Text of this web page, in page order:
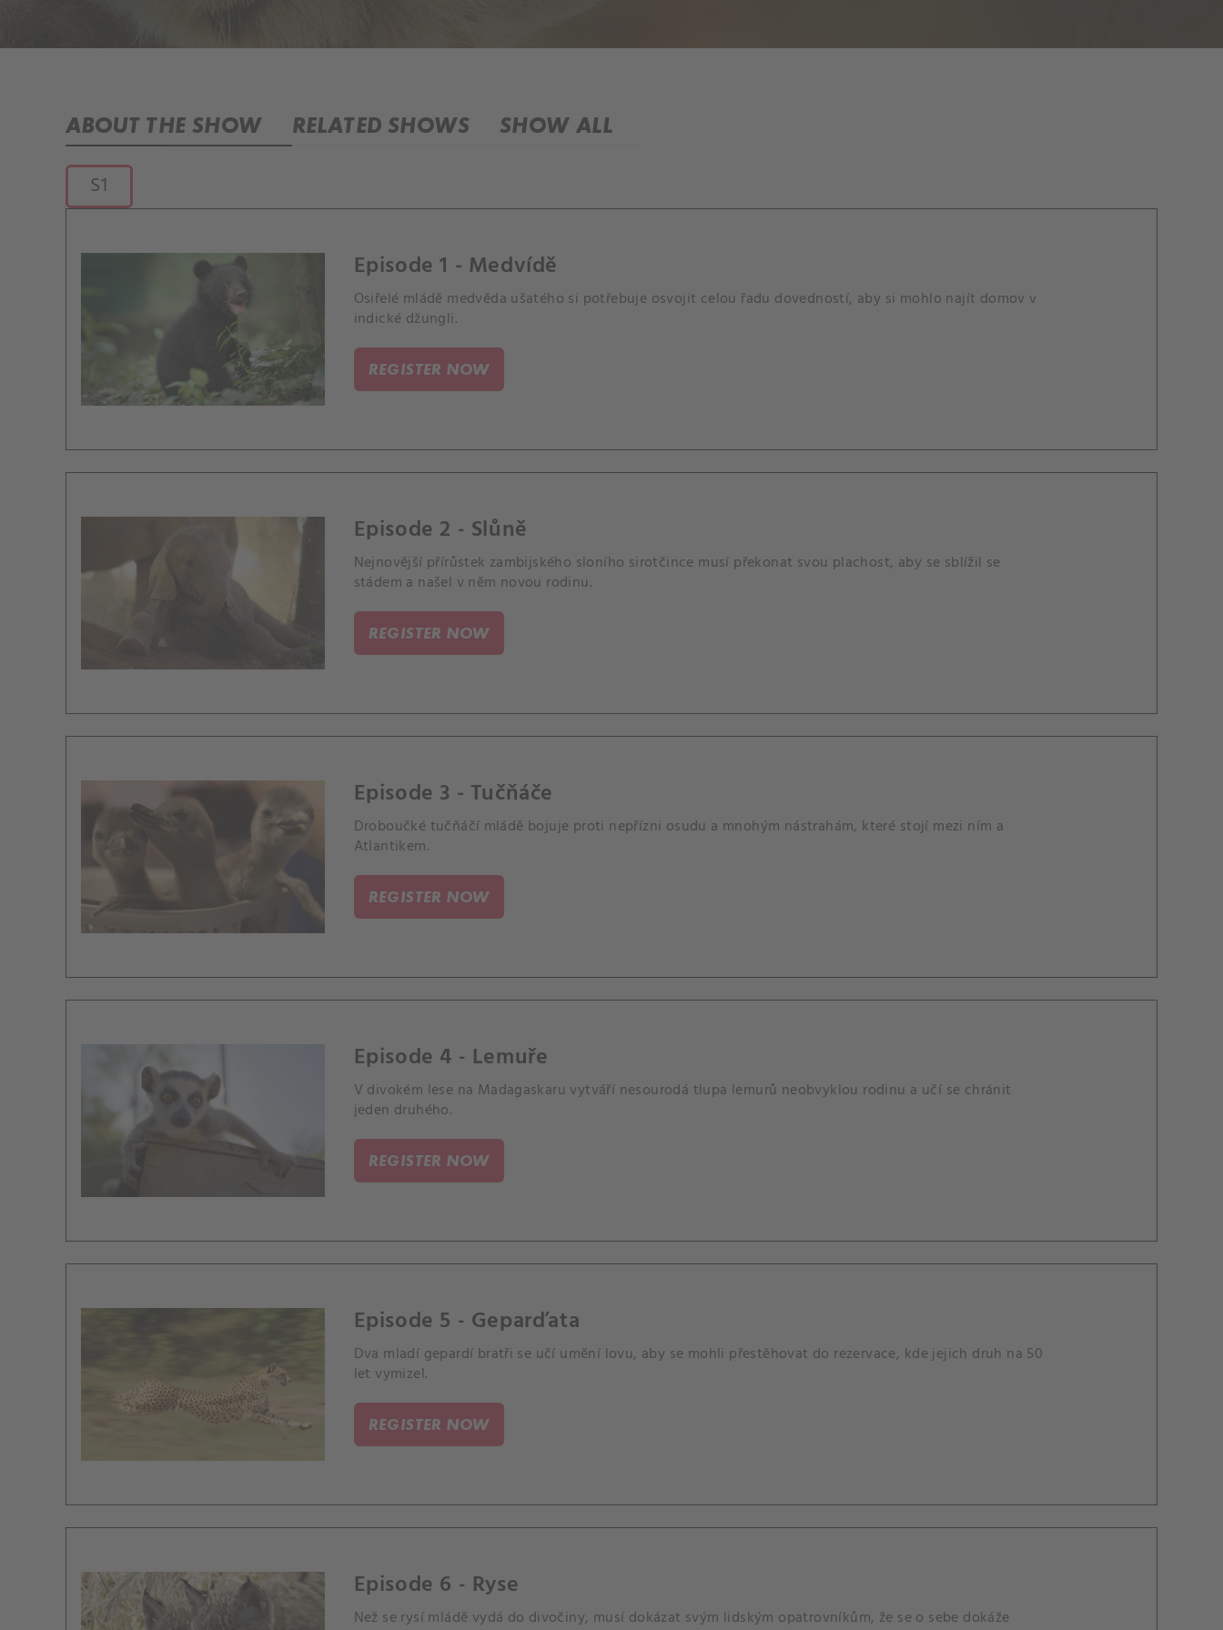
ABOUT THE SHOW RELATED SHOWS SHOW ALL
S1
Episode 1 - Medvídě
Osiřelé mládě medvěda ušatého si potřebuje osvojit celou řadu dovedností, aby si mohlo najít domov v
indické džungli.
REGISTER NOW
Episode 2 - Slůně
Nejnovější přírůstek zambijského sloního sirotčince musí překonat svou plachost, aby se sblížil se
stádem a našel v něm novou rodinu.
REGISTER NOW
Episode 3 - Tučňáče
Droboučké tučňáčí mládě bojuje proti nepřízni osudu a mnohým nástrahám, které stojí mezi ním a
Atlantikem.
REGISTER NOW
Episode 4 - Lemuře
V divokém lese na Madagaskaru vytváří nesourodá tlupa lemurů neobvyklou rodinu a učí se chránit
jeden druhého.
REGISTER NOW
Episode 5 - Geparďata
Dva mladí gepardí bratři se učí umění lovu, aby se mohli přestěhovat do rezervace, kde jejich druh na 50
let vymizel.
REGISTER NOW
Episode 6 - Ryse
Než se rysí mládě vydá do divočiny, musí dokázat svým lidským opatrovníkům, že se o sebe dokáže